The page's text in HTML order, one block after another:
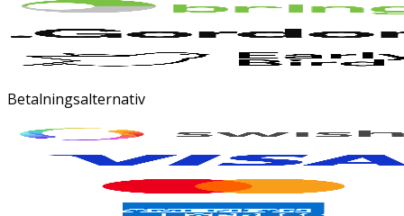
Betalningsalternativ